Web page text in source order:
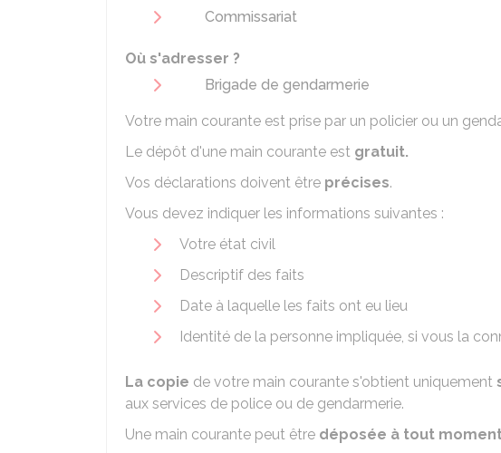
Commissariat
Où s'adresser ?
Brigade de gendarmerie
Votre main courante est prise par un policier ou un
Le dépôt d'une main courante est gratuit.
Vos déclarations doivent être précises.
Vous devez indiquer les informations suivantes :
Votre état civil
Descriptif des faits
Date à laquelle les faits ont eu lieu
Identité de la personne impliquée, si vous la
La copie de votre main courante s'obtient uniquement
aux services de police ou de gendarmerie.
Une main courante peut être déposée à tout